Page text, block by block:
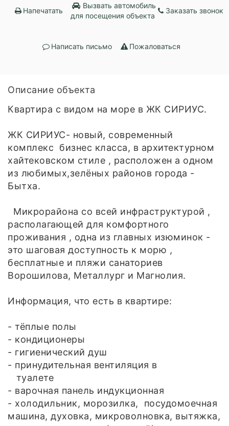
Напечатать
Вызвать автомобиль
для посещения объекта
Заказать звонок
Написать письмо Пожаловаться
Описание объекта
Квартира с видом на море в ЖК СИРИУС.
ЖК СИРИУС- новый, современный
комплекс бизнес класса, в архитектурном
хайтековском стиле , расположен а одном
из любимых,зелёных районов города -
Бытха.
Микрорайона со всей инфраструктурой ,
располагающей для комфортного
проживания , одна из главных изюминок -
это шаговая доступность к морю ,
бесплатные и пляжи санаториев
Ворошилова, Металлург и Магнолия.
Информация, что есть в квартире:
- тёплые полы
- кондиционеры
- гигиенический душ
- принудительная вентиляция в
туалете
- варочная панель индукционная
- холодильник, морозилка, посудомоечная
машина, духовка, микроволновка, вытяжка,